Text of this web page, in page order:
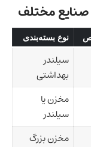
صنایع مختلف
نوع بسته‌بندی
سیلندر
بهداشتی
مخزن یا
سیلندر
مخزن بزرگ